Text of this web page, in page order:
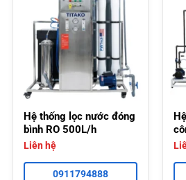
Hệ thống lọc nước đóng
bình RO 500L/h
Liên hệ
0911794888